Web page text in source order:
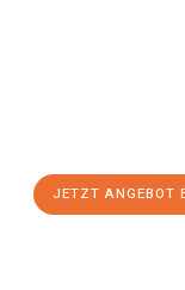
JETZT ANGEBOT